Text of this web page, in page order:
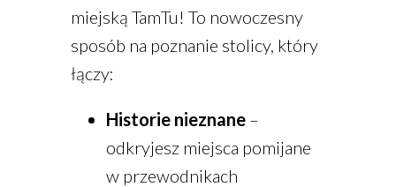
miejską TamTu! To nowoczesny
sposób na poznanie stolicy, który
łączy:
Historie nieznane –
odkryjesz miejsca pomijane
w przewodnikach